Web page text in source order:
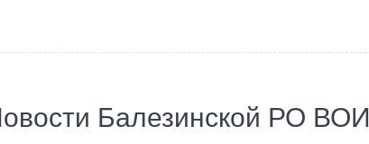
Балезинской РО ВОИ